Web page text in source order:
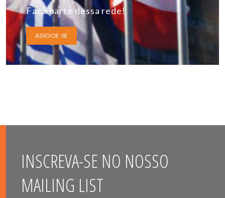
Faça parte dessa rede!
ASSOCIE-SE
INSCREVA-SE NO NOSSO
MAILING LIST